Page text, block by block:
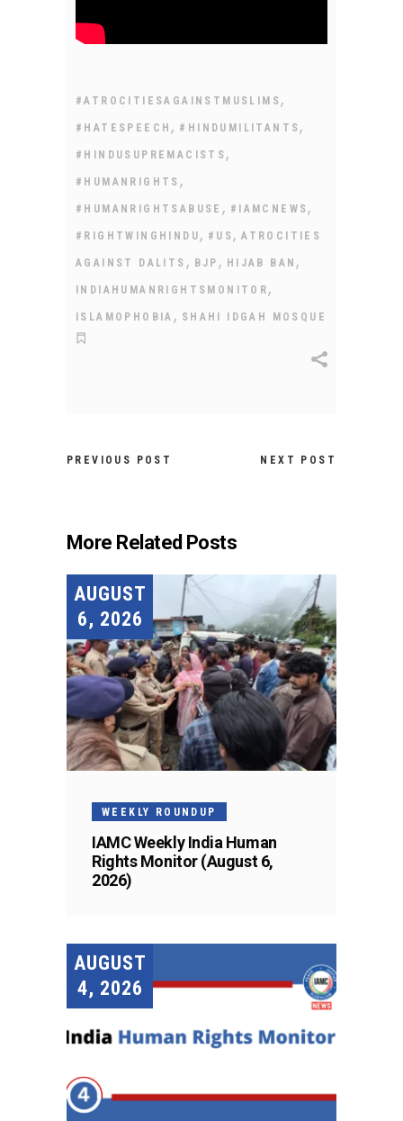
#ATROCITIESAGAINSTMUSLIMS ,
#HATESPEECH , #HINDUMILITANTS ,
#HINDUSUPREMACISTS ,
#HUMANRIGHTS ,
#HUMANRIGHTSABUSE , #IAMCNEWS ,
#RIGHTWINGHINDU , #US ,ATROCITIES
AGAINST DALITS , BJP , HIJAB BAN ,
INDIAHUMANRIGHTSMONITOR ,
ISLAMOPHOBIA , SHAHI IDGAH MOSQUE
PREVIOUS POST NEXT POST
More Related Posts
AUGUST
6, 2026
WEEKLY ROUNDUP
IAMC Weekly India Human
Rights Monitor (August 6,
2026)
AUGUST
4, 2026